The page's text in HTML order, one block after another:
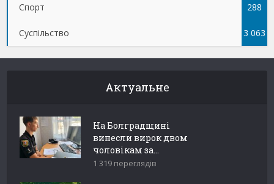
Спорт 288
Суспільство 3 063
Актуальне
На Болградщині
винесли вирок двом
чоловікам за...
1 319 переглядів